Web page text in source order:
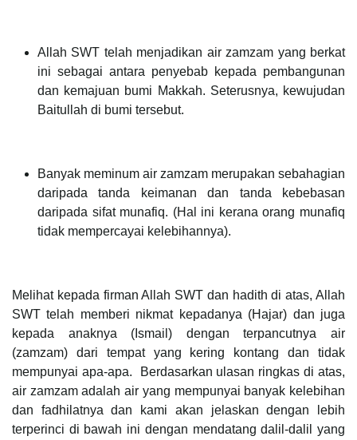
Allah SWT telah menjadikan air zamzam yang berkat
ini sebagai antara penyebab kepada pembangunan
dan kemajuan bumi Makkah. Seterusnya, kewujudan
Baitullah di bumi tersebut.
Banyak meminum air zamzam merupakan sebahagian
daripada tanda keimanan dan tanda kebebasan
daripada sifat munafiq. (Hal ini kerana orang munafiq
tidak mempercayai kelebihannya).
Melihat kepada firman Allah SWT dan hadith di atas, Allah
SWT telah memberi nikmat kepadanya (Hajar) dan juga
kepada anaknya (Ismail) dengan terpancutnya air
(zamzam) dari tempat yang kering kontang dan tidak
mempunyai apa-apa. Berdasarkan ulasan ringkas di atas,
air zamzam adalah air yang mempunyai banyak kelebihan
dan fadhilatnya dan kami akan jelaskan dengan lebih
terperinci di bawah ini dengan mendatang dalil-dalil yang